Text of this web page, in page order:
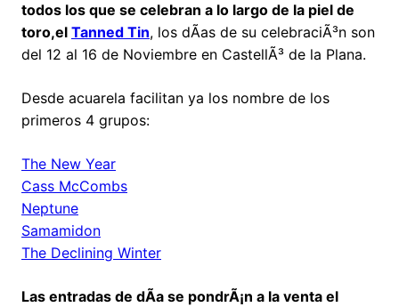
todos los que se celebran a lo largo de la piel de
toro,el Tanned Tin, los dÃ­as de su celebraciÃ³n son
del 12 al 16 de Noviembre en CastellÃ³ de la Plana.
Desde acuarela facilitan ya los nombre de los
primeros 4 grupos:
The New Year
Cass McCombs
Neptune
Samamidon
The Declining Winter
Las entradas de dÃ­a se pondrÃ¡n a la venta el